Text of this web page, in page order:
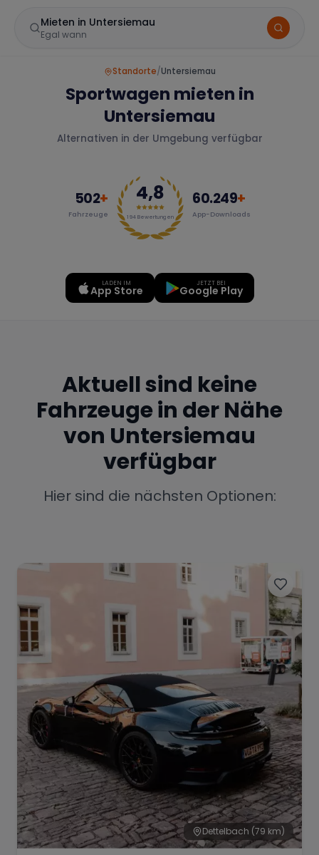
Mieten in Untersiemau
Egal wann
Marke
McLaren Ford Jaguar
Maserati
Range Rover Corvette
Zeitraum wählen
Standorte/Untersiemau
Sportwagen mieten in
Untersiemau
Alternativen in der Umgebung verfügbar
502+
Fahrzeuge
4,8
194Bewertungen
60.249+
App-Downloads
LADEN IM
App Store
JETZT BEI
Google Play
Aktuell sind keine
Fahrzeuge in der Nähe
von Untersiemau
verfügbar
Hier sind die nächsten Optionen:
Dettelbach (79 km)